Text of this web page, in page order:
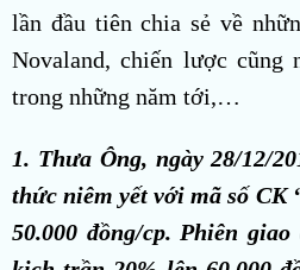
lần đầu tiên chia sẻ về
Novaland, chiến lược cũng
trong những năm tới,…
1. Thưa Ông, ngày 28/12/
thức niêm yết với mã số CK
50.000 đồng/cp. Phiên